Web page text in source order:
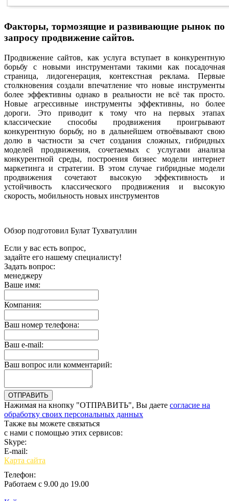
Факторы, тормозящие и развивающие рынок по
запросу продвижение сайтов.
Продвижение сайтов, как услуга вступает в конкурентную
борьбу с новыми инструментами такими как посадочная
страница, лидогенерация, контекстная реклама. Первые
столкновения создали впечатление что новые инструменты
более эффективны однако в реальности не всё так просто.
Новые агрессивные инструменты эффективны, но более
дороги. Это приводит к тому что на первых этапах
классические способы продвижения проигрывают
конкурентную борьбу, но в дальнейшем отвоёвывают свою
долю в частности за счет создания сложных, гибридных
моделей продвижения, сочетаемых с услугами анализа
конкурентной среды, построения бизнес модели интернет
маркетинга и стратегии. В этом случае гибридные модели
продвижения сочетают высокую эффективность и
устойчивость классического продвижения и высокую
скорость, мобильность новых инструментов
Обзор подготовил Булат Тухватуллин
Если у вас есть вопрос,
задайте его нашему специалисту!
Задать вопрос:
менеджеру
Ваше имя:
Компания:
Ваш номер телефона:
Ваш e-mail:
Ваш вопрос или комментарий:
Нажимая на кнопку "ОТПРАВИТЬ", Вы даете согласие на
обработку своих персональных данных
Также вы можете связаться
с нами с помощью этих сервисов:
Skype:
E-mail:
Карта сайта
Телефон:
Работаем с 9.00 до 19.00